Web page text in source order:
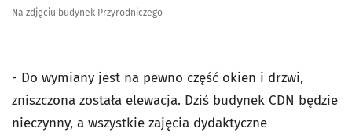
Na zdjęciu budynek Przyrodniczego
- Do wymiany jest na pewno część okien i drzwi,
zniszczona została elewacja. Dziś budynek CDN będzie
nieczynny, a wszystkie zajęcia dydaktyczne